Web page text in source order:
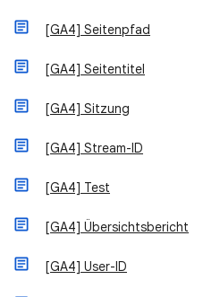
[GA4] Seitenpfad
[GA4] Seitentitel
[GA4] Sitzung
[GA4] Stream-ID
[GA4] Test
[GA4] Übersichtsbericht
[GA4] User-ID